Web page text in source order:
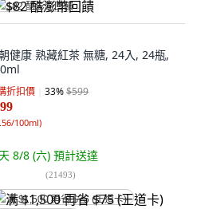
$82 酷澎幣回饋
健康 熟藏紅茶 無糖, 24入, 24瓶,
折扣價 33%$599
100ml)
8/8 (六) 預計送達
(21493)
满 $1,500 再省 $75 (王道卡)